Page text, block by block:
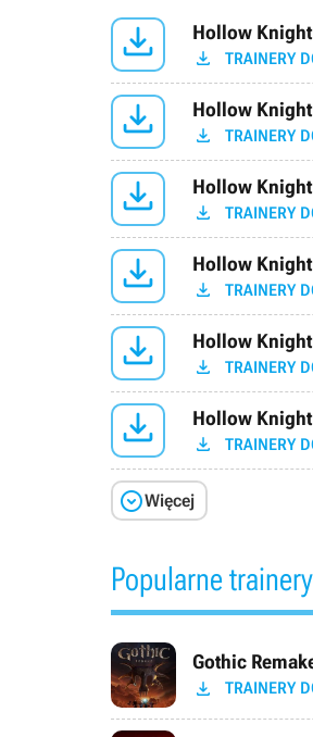
 Hollow
 TRAINERY
 Hollow
 TRAINERY
 Hollow
 TRAINERY
 Hollow
 TRAINERY
 Hollow Knight
 TRAINERY
 Hollow Knight
 TRAINERY
Więcej
Popularne trainery
Gothic
 TRAINERY